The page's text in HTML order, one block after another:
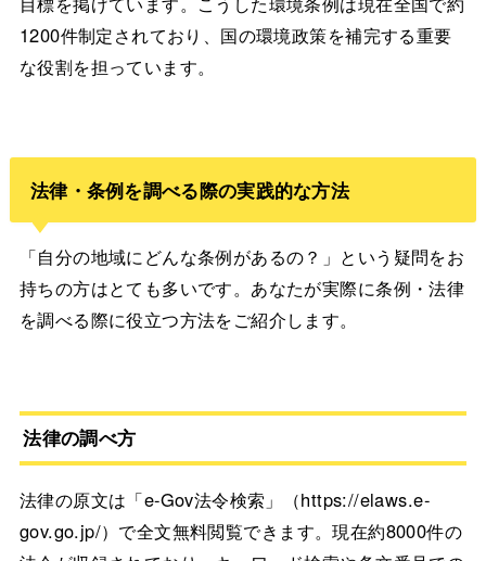
1200件制定されており、国の環境政策を補完する重要
な役割を担っています。
法律・条例を調べる際の実践的な方法
「自分の地域にどんな条例があるの？」という疑問をお
持ちの方はとても多いです。あなたが実際に条例・法律
を調べる際に役立つ方法をご紹介します。
法律の調べ方
法律の原文は「e-Gov法令検索」（https://elaws.e-
gov.go.jp/）で全文無料閲覧できます。現在約8000件の